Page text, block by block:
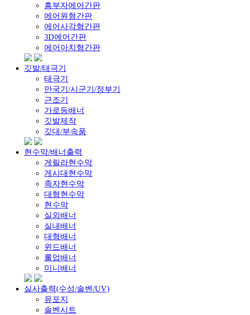
흥부자에어간판
에어원형간판
에어사각형간판
3D에어간판
에어아치형간판
깃발/태극기
태극기
만국기/시군기/정부기
근조기
가로등배너
깃발제작
깃대/부속품
현수막/배너출력
게릴라현수막
게시대현수막
족자현수막
대형현수막
현수막
실외배너
실내배너
대형배너
윈드배너
롤업배너
미니배너
실사출력(수성/솔벤/UV)
유포지
솔벤시트